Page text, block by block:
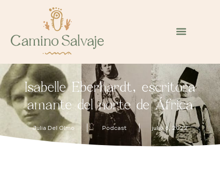
Isabelle Eberhardt, escritora
amante del norte de África
Julia Del Olmo Podcast julio 6, 2022